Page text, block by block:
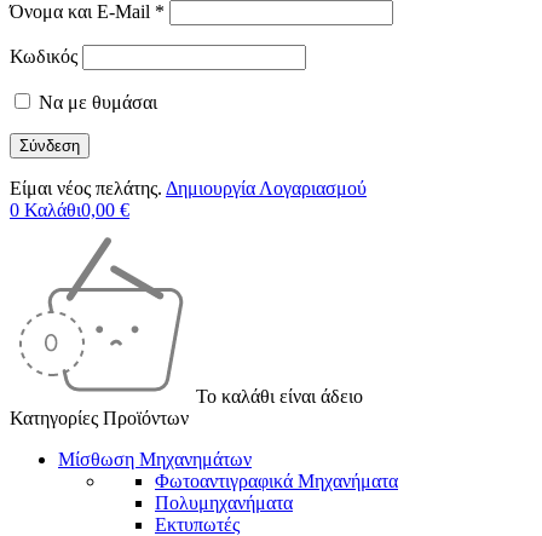
Όνομα και E-Mail *
Κωδικός
Να με θυμάσαι
Είμαι νέος πελάτης. Δημιουργία Λογαριασμού
0 Καλάθι0,00 €
Το καλάθι είναι άδειο
Κατηγορίες Προϊόντων
Μίσθωση Μηχανημάτων
Φωτοαντιγραφικά Μηχανήματα
Πολυμηχανήματα
Εκτυπωτές